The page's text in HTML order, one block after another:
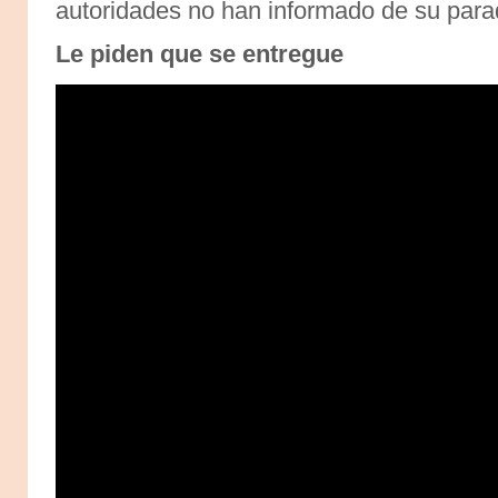
autoridades no han informado de su
Le piden que se entregue